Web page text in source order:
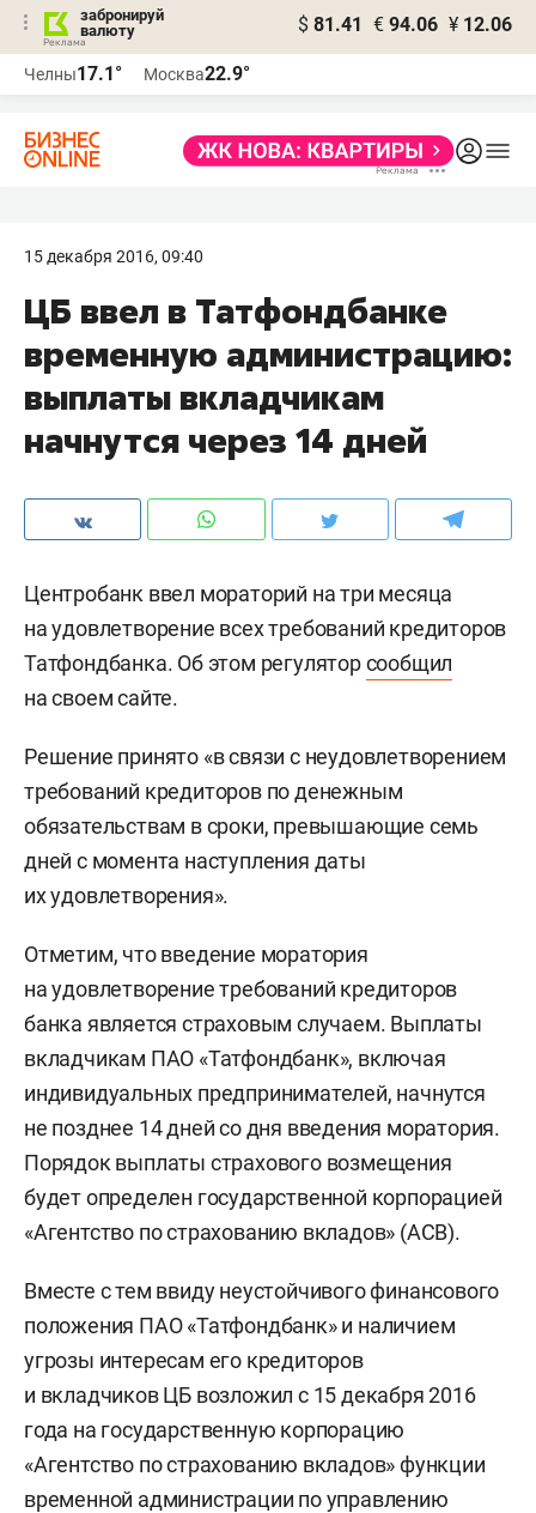
забронируй
валюту
$ 81.41 € 94.06 ¥ 12.06
Челны17.1° Москва22.9°
15 декабря 2016, 09:40
ЦБ ввел в Татфондбанке
временную администрацию:
выплаты вкладчикам
начнутся через 14 дней
Центробанк ввел мораторий на три месяца
на удовлетворение всех требований кредиторов
Татфондбанка. Об этом регуляторсообщил
на своем сайте.
Решение принято «в связи с неудовлетворением
требований кредиторов по денежным
обязательствам в сроки, превышающие семь
дней с момента наступления даты
их удовлетворения».
Отметим, что введение моратория
на удовлетворение требований кредиторов
банка является страховым случаем. Выплаты
вкладчикам ПАО «Татфондбанк», включая
индивидуальных предпринимателей, начнутся
не позднее 14 дней со дня введения моратория.
Порядок выплаты страхового возмещения
будет определен государственной корпорацией
«Агентство по страхованию вкладов» (АСВ).
Вместе с тем ввиду неустойчивого финансового
положения ПАО «Татфондбанк» и наличием
угрозы интересам его кредиторов
и вкладчиков ЦБ возложил с 15 декабря 2016
года на государственную корпорацию
«Агентство по страхованию вкладов» функции
временной администрации по управлению